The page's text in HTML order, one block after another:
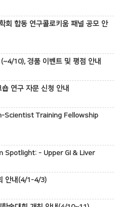
회 합동 연구콜로키움 패널 공모 안
10), 경품 이벤트 및 평점 안내
연구 자문 신청 안내
Scientist Training Fellowship
Spotlight: - Upper GI & Liver
안내(4/1-4/3)